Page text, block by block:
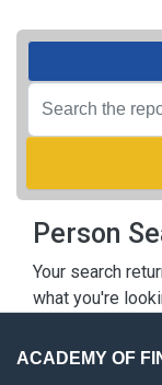
Person
Your search
what you're
ACADEMY OF